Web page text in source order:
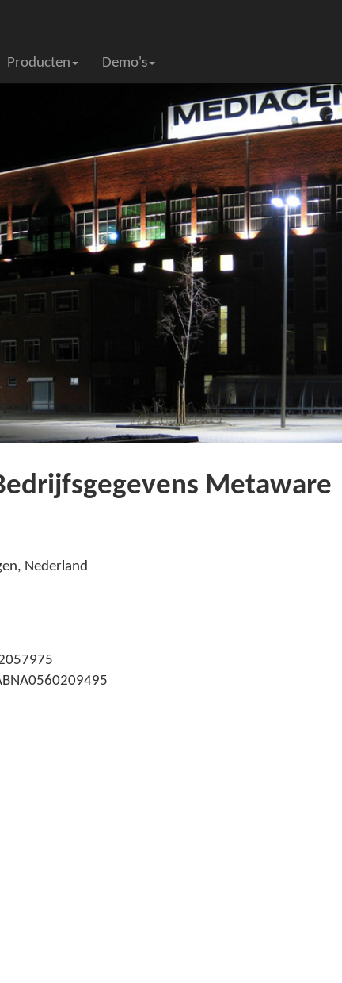
Producten Demo's
Metaware
Nederland